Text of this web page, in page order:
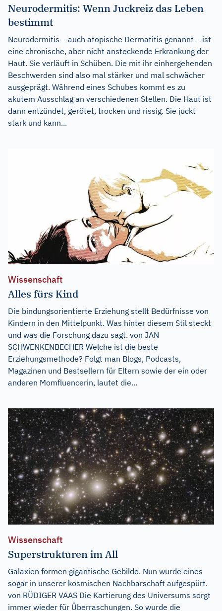
Neurodermitis: Wenn Juckreiz das Leben
bestimmt
Neurodermitis – auch atopische Dermatitis genannt – ist
eine chronische, aber nicht ansteckende Erkrankung der
Haut. Sie verläuft in Schüben. Die mit ihr einhergehenden
Beschwerden sind also mal stärker und mal schwächer
ausgeprägt. Während eines Schubes kommt es zu
akutem Ausschlag an verschiedenen Stellen. Die Haut ist
dann entzündet, gerötet, trocken und rissig. Sie juckt
stark und kann...
Wissenschaft
Alles fürs Kind
Die bindungsorientierte Erziehung stellt Bedürfnisse von
Kindern in den Mittelpunkt. Was hinter diesem Stil steckt
und was die Forschung dazu sagt. von JAN
SCHWENKENBECHER Welche ist die beste
Erziehungsmethode? Folgt man Blogs, Podcasts,
Magazinen und Bestsellern für Eltern sowie der ein oder
anderen Momfluencerin, lautet die...
Wissenschaft
Superstrukturen im All
Galaxien formen gigantische Gebilde. Nun wurde eines
sogar in unserer kosmischen Nachbarschaft aufgespürt.
von RÜDIGER VAAS Die Kartierung des Universums sorgt
immer wieder für Überraschungen. So wurde die